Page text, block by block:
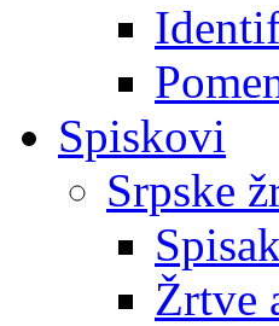
Spiskovi
Srpske
Žrtve